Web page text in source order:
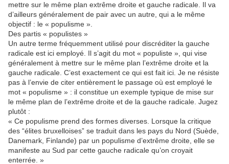
mettre sur le même plan extrême droite et gauche radicale. Il va
d’ailleurs généralement de pair avec un autre, qui a le même
objectif : le « populisme ».
Des partis « populistes »
Un autre terme fréquemment utilisé pour discréditer la gauche
radicale est ici employé. Il s’agit du mot « populiste », qui vise
généralement à mettre sur le même plan l’extrême droite et la
gauche radicale. C’est exactement ce qui est fait ici. Je ne résiste
pas à l’envie de citer entièrement le passage où est employé le
mot « populisme » : il constitue un exemple typique de mise sur
le même plan de l’extrême droite et de la gauche radicale. Jugez
plutôt :
« Ce populisme prend des formes diverses. Lorsque la critique
des “élites bruxelloises” se traduit dans les pays du Nord (Suède,
Danemark, Finlande) par un populisme d’extrême droite, elle se
manifeste au Sud par cette gauche radicale qu’on croyait
enterrée. »